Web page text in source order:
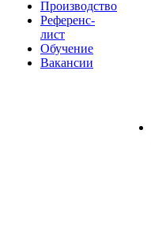
Производство
Референс-
лист
Обучение
Вакансии